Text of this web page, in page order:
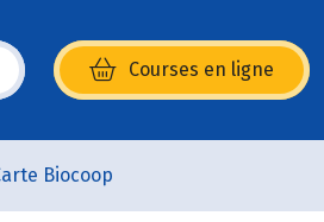
Courses en ligne
fenêtre)
Biocoop